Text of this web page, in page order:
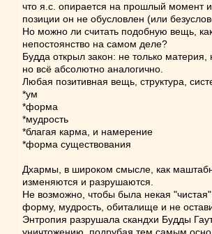
что я.с. опирается на прошлый момент
позиции он не обусловлен (или
Но можно ли считать подобную вещь,
непостоянство на самом деле?
Будда открыл закон: не только
но всё абсолютно аналогично.
Любая позитивная вещь, структура,
*ум
*форма
*мудрость
*благая карма, и намерение
*форма существования
Дхармы, в широком смысле, как
изменяются и разрушаются.
Не возможно, чтобы была некая
форму, мудрость, обиталище и не
Энтропия разрушала скандхи Будды